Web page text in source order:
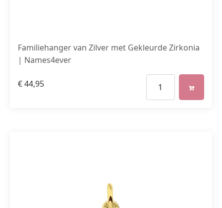
Familiehanger van Zilver met Gekleurde Zirkonia
| Names4ever
€44,95